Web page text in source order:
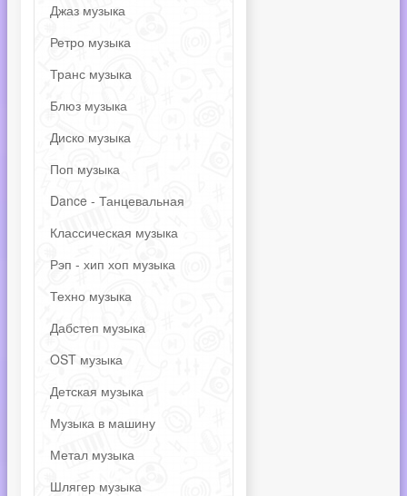
Джаз музыка
Ретро музыка
Транс музыка
Блюз музыка
Диско музыка
Поп музыка
Dance - Танцевальная
Классическая музыка
Рэп - хип хоп музыка
Техно музыка
Дабстеп музыка
OST музыка
Детская музыка
Музыка в машину
Метал музыка
Шлягер музыка